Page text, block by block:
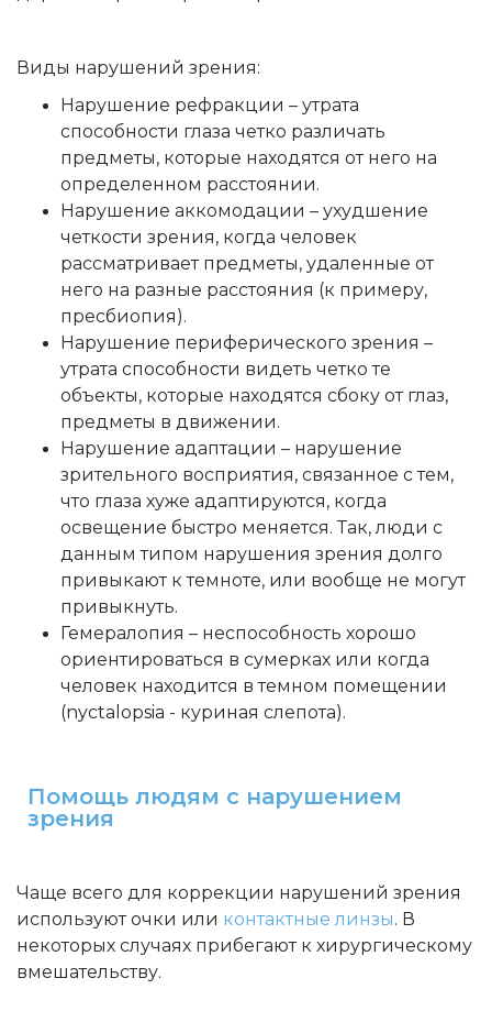
Виды нарушений зрения:
Нарушение рефракции – утрата
способности глаза четко различать
предметы, которые находятся от него на
определенном расстоянии.
Нарушение аккомодации – ухудшение
четкости зрения, когда человек
рассматривает предметы, удаленные от
него на разные расстояния (к примеру,
пресбиопия).
Нарушение периферического зрения –
утрата способности видеть четко те
объекты, которые находятся сбоку от глаз,
предметы в движении.
Нарушение адаптации – нарушение
зрительного восприятия, связанное с тем,
что глаза хуже адаптируются, когда
освещение быстро меняется. Так, люди с
данным типом нарушения зрения долго
привыкают к темноте, или вообще не могут
привыкнуть.
Гемералопия – неспособность хорошо
ориентироваться в сумерках или когда
человек находится в темном помещении
(nyctalopsia - куриная слепота).
Помощь людям с нарушением
зрения
Чаще всего для коррекции нарушений зрения
используют очки или контактные линзы. В
некоторых случаях прибегают к хирургическому
вмешательству.